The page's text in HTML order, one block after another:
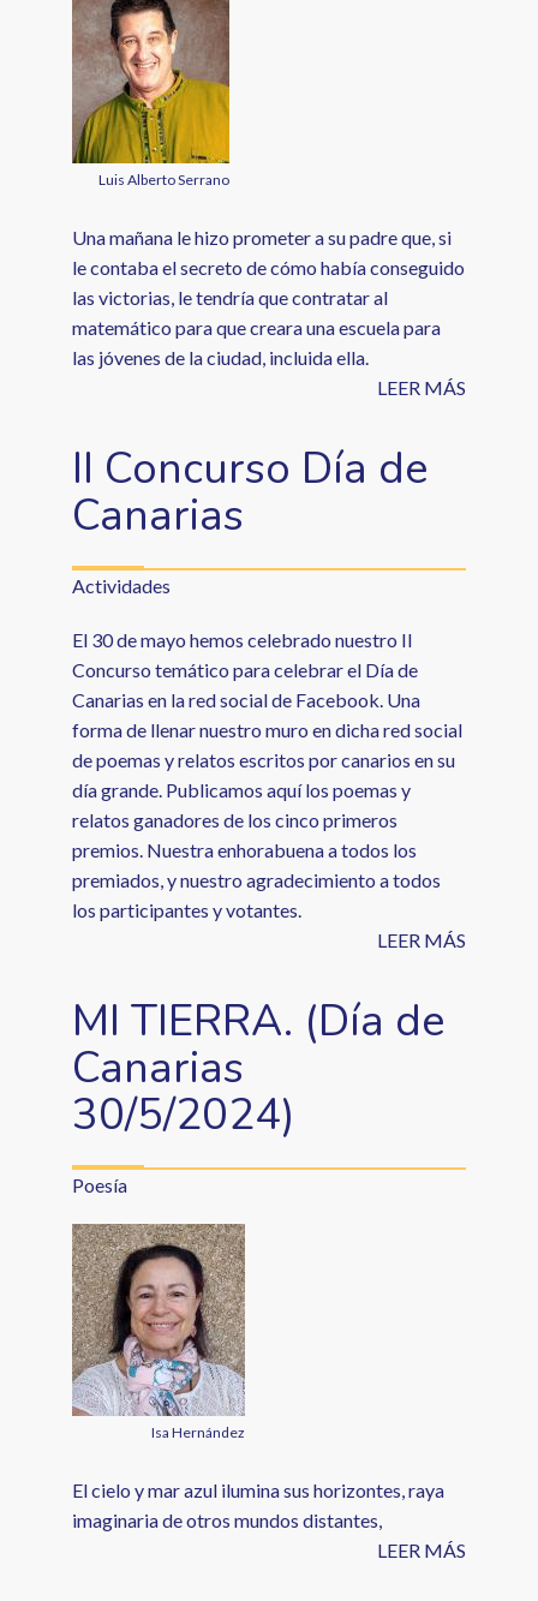
Luis Alberto Serrano
Una mañana le hizo prometer a su padre que, si
le contaba el secreto de cómo había conseguido
las victorias, le tendría que contratar al
matemático para que creara una escuela para
las jóvenes de la ciudad, incluida ella.
LEER MÁS
II Concurso Día de
Canarias
Actividades
El 30 de mayo hemos celebrado nuestro II
Concurso temático para celebrar el Día de
Canarias en la red social de Facebook. Una
forma de llenar nuestro muro en dicha red social
de poemas y relatos escritos por canarios en su
día grande. Publicamos aquí los poemas y
relatos ganadores de los cinco primeros
premios. Nuestra enhorabuena a todos los
premiados, y nuestro agradecimiento a todos
los participantes y votantes.
LEER MÁS
MI TIERRA. (Día de
Canarias
30/5/2024)
Poesía
Isa Hernández
El cielo y mar azul ilumina sus horizontes, raya
imaginaria de otros mundos distantes,
LEER MÁS